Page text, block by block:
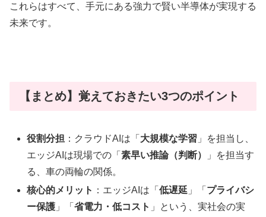
これらはすべて、手元にある強力で賢い半導体が実現する
未来です。
【まとめ】覚えておきたい3つのポイント
役割分担 ：クラウドAIは「 大規模な学習 」を担当し、
エッジAIは現場での「素早い推論（判断）
」を担当す
る、車の両輪の関係。
核心的メリット ：エッジAIは「低遅延 」「 プライバシ
ー保護 」「省電力・低コスト 」という、実社会の実